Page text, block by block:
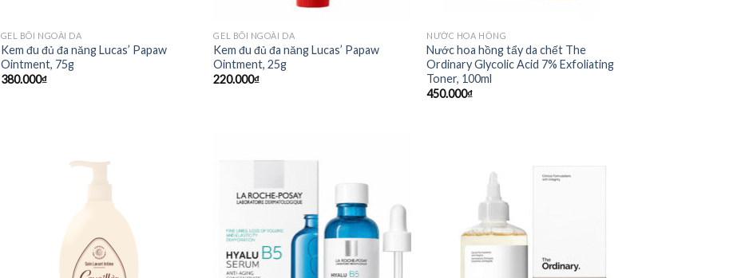
GEL BÔI NGOÀI DA
Kem đu đủ đa năng Lucas’ Papaw
Ointment, 75g
380.000₫
GEL BÔI NGOÀI DA
Kem đu đủ đa năng Lucas’ Papaw
Ointment, 25g
220.000₫
NƯỚC HOA HỒNG
Nước hoa hồng tẩy da chết The
Ordinary Glycolic Acid 7% Exfoliating
Toner, 100ml
450.000₫